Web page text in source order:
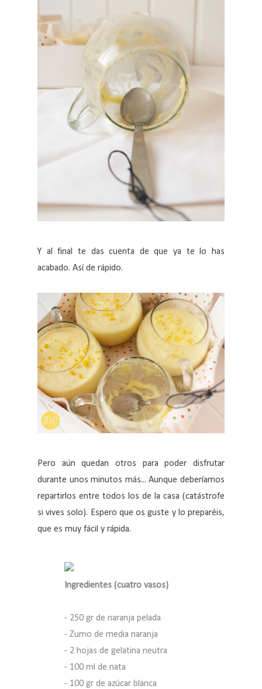
Y al final te das cuenta de que ya te lo has
acabado. Así de rápido.
Pero aún quedan otros para poder disfrutar
durante unos minutos más... Aunque deberíamos
repartirlos entre todos los de la casa (catástrofe
si vives solo). Espero que os guste y lo preparéis,
que es muy fácil y rápida.
Ingredientes (cuatro vasos)
- 250 gr de naranja pelada
- Zumo de media naranja
- 2 hojas de gelatina neutra
- 100 ml de nata
- 100 gr de azúcar blanca